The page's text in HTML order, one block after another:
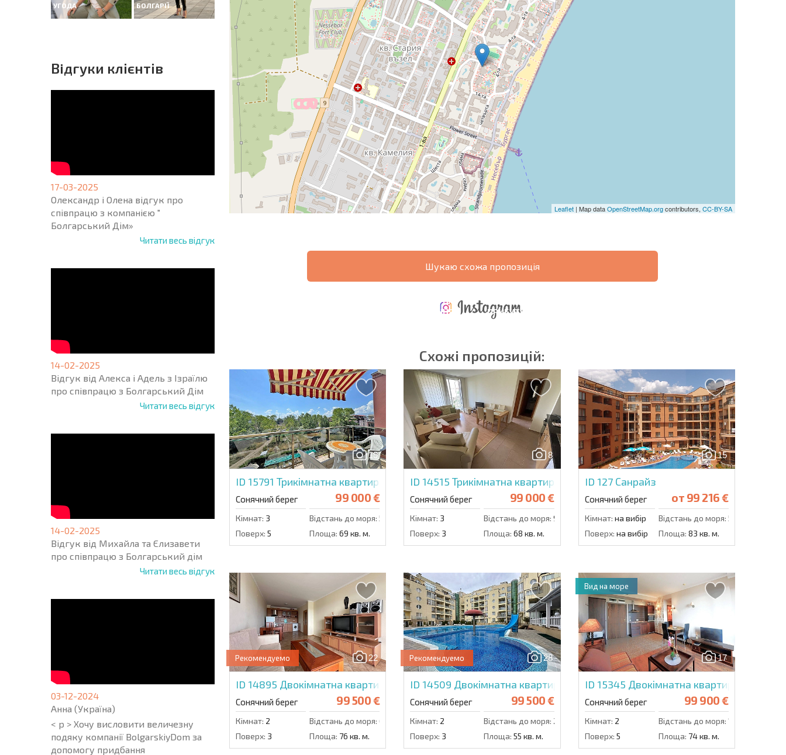
УГОДА
БОЛГАРІЇ
Вiдгуки клієнтів
17-03-2025
Олександр і Олена відгук про
співпрацю з компанією "
Болгарський Дім»
Читати весь відгук
14-02-2025
Відгук від Алекса і Адель з Ізраїлю
про співпрацю з Болгарський Дім
Читати весь відгук
14-02-2025
Відгук від Михайла та Єлизавети
про співпрацю з Болгарський дім
Читати весь відгук
03-12-2024
Анна (Україна)
< p > Хочу висловити величезну
подяку компанії BolgarskiyDom за
допомогу придбання
Leaflet | Map dataOpenStreetMap.orgcontributors, CC-BY-SA
Шукаю схожа пропозиція
* Поля обов'язкові для заповнення
Підписатися на розсилку | Натискаючи кнопку, ви дозволяєте
використання своїх даних.
Надіслати повідомлення
ВИТРАТИ НА
УТРИМАННЯ
ПРИБУТКОВІСТЬ
Схожі пропозицій:
19
ID 15791 Трикімнатна квартира в віп Парк
Сонячний берег 99 000 €
Кімнат: 3 Відстань до моря: 500 м.
Поверх: 5 Площа: 69 кв. м.
8
ID 14515Трикімнатна квартира в Холідей Форт Гольф Клуб
Сонячний берег 99 000 €
Кімнат: 3 Відстань до моря: 900 м.
Поверх: 3 Площа: 68 кв. м.
15
ID 127 Санрайз
Сонячний берег от 99 216 €
Кімнат: на вибір Відстань до моря: 500 м.
Поверх: на вибір Площа: 83 кв. м.
22
Рекомендуемо
ID 14895 Двокімнатна квартира в Централ Плаза
Сонячний берег 99 500 €
Кімнат: 2 Відстань до моря: 600 м.
Поверх: 3 Площа: 76 кв. м.
28
Рекомендуемо
ID 14509 Двокімнатна квартира в Вічна-Р
Сонячний берег 99 500 €
Кімнат: 2 Відстань до моря: 200 м.
Поверх: 3 Площа: 55 кв. м.
17
ID 15345 Двокімнатна квартира в Роял
Сонячний берег 99 900 €
Кімнат: 2 Відстань до моря: 100 м.
Поверх: 5 Площа: 74 кв. м.
Вид на море